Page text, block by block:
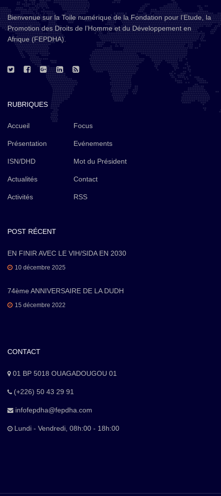
Bienvenue sur la Toile numérique de la Fondation pour l’Etude, la
Promotion des Droits de l’Homme et du Développement en
Afrique (FEPDHA).
RUBRIQUES
Accueil
Présentation
ISN/DHD
Actualités
Activités
Focus
Evénements
Mot du Président
Contact
RSS
POST RÉCENT
EN FINIR AVEC LE VIH/SIDA EN 2030
10 décembre 2025
74ème ANNIVERSAIRE DE LA DUDH
15 décembre 2022
CONTACT
01 BP 5018 OUAGADOUGOU 01
(+226) 50 43 29 91
infofepdha@fepdha.com
Lundi - Vendredi, 08h:00 - 18h:00